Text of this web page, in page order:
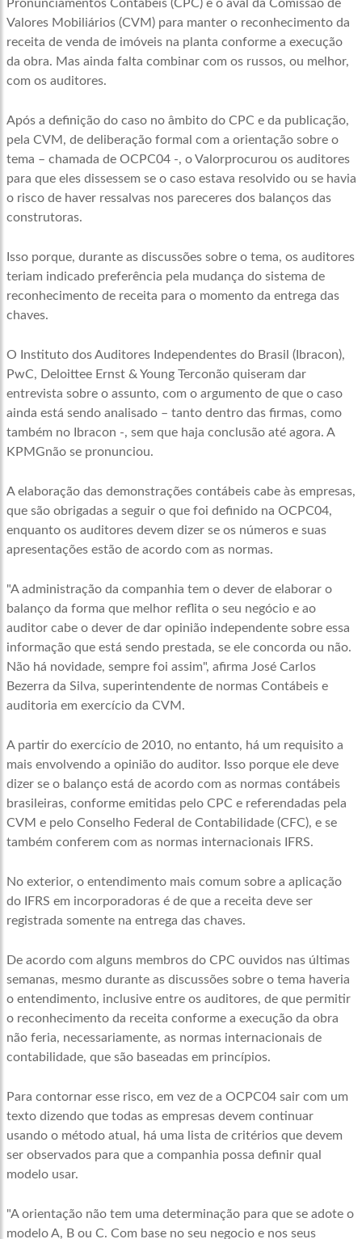
Pronunciamentos Contábeis (CPC) e o aval da Comissão de
Valores Mobiliários (CVM) para manter o reconhecimento da
receita de venda de imóveis na planta conforme a execução
da obra. Mas ainda falta combinar com os russos, ou melhor,
com os auditores.
Após a definição do caso no âmbito do CPC e da publicação,
pela CVM, de deliberação formal com a orientação sobre o
tema – chamada de OCPC04 -, o Valorprocurou os auditores
para que eles dissessem se o caso estava resolvido ou se havia
o risco de haver ressalvas nos pareceres dos balanços das
construtoras.
Isso porque, durante as discussões sobre o tema, os auditores
teriam indicado preferência pela mudança do sistema de
reconhecimento de receita para o momento da entrega das
chaves.
O Instituto dos Auditores Independentes do Brasil (Ibracon),
PwC, Deloittee Ernst & Young Terconão quiseram dar
entrevista sobre o assunto, com o argumento de que o caso
ainda está sendo analisado – tanto dentro das firmas, como
também no Ibracon -, sem que haja conclusão até agora. A
KPMGnão se pronunciou.
A elaboração das demonstrações contábeis cabe às empresas,
que são obrigadas a seguir o que foi definido na OCPC04,
enquanto os auditores devem dizer se os números e suas
apresentações estão de acordo com as normas.
"A administração da companhia tem o dever de elaborar o
balanço da forma que melhor reflita o seu negócio e ao
auditor cabe o dever de dar opinião independente sobre essa
informação que está sendo prestada, se ele concorda ou não.
Não há novidade, sempre foi assim", afirma José Carlos
Bezerra da Silva, superintendente de normas Contábeis e
auditoria em exercício da CVM.
A partir do exercício de 2010, no entanto, há um requisito a
mais envolvendo a opinião do auditor. Isso porque ele deve
dizer se o balanço está de acordo com as normas contábeis
brasileiras, conforme emitidas pelo CPC e referendadas pela
CVM e pelo Conselho Federal de Contabilidade (CFC), e se
também conferem com as normas internacionais IFRS.
No exterior, o entendimento mais comum sobre a aplicação
do IFRS em incorporadoras é de que a receita deve ser
registrada somente na entrega das chaves.
De acordo com alguns membros do CPC ouvidos nas últimas
semanas, mesmo durante as discussões sobre o tema haveria
o entendimento, inclusive entre os auditores, de que permitir
o reconhecimento da receita conforme a execução da obra
não feria, necessariamente, as normas internacionais de
contabilidade, que são baseadas em princípios.
Para contornar esse risco, em vez de a OCPC04 sair com um
texto dizendo que todas as empresas devem continuar
usando o método atual, há uma lista de critérios que devem
ser observados para que a companhia possa definir qual
modelo usar.
"A orientação não tem uma determinação para que se adote o
modelo A, B ou C. Com base no seu negocio e nos seus